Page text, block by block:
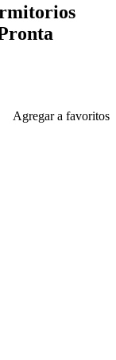
Agregar a favoritos